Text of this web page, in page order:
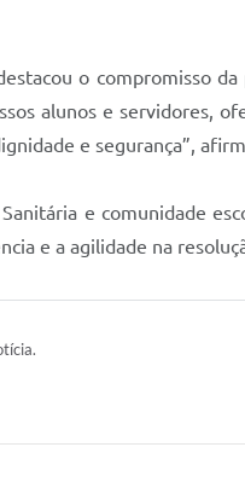
o compromisso
alunos e servidores,
e segurança”,
e comunidade
e a agilidade na